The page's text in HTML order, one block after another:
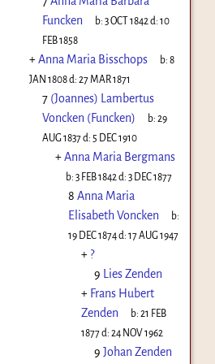
Funcken
b:3 OCT 1842 d:10
FEB 1858
+Anna Maria Bisschops b:8
JAN 1808d: 27 MAR 1871
7 (Joannes) Lambertus
Voncken (Funcken)
b:29
AUG 1837d: 5 DEC 1910
+Anna Maria Bergmans
b:3 FEB 1842 d:3 DEC 1877
8 Anna Maria
Elisabeth Voncken
b:
19 DEC 1874d: 17 AUG 1947
+ ?
9 Lies Zenden
+ Frans Hubert
Zenden
b:21 FEB
1877d: 24 NOV 1962
9 Johan Zenden